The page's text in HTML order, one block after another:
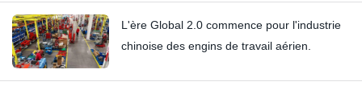
L'ère Global 2.0 commence pour l'industrie
chinoise des engins de travail aérien.